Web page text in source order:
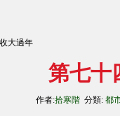
大過年
第七十
作者:拾寒階 分類: 都